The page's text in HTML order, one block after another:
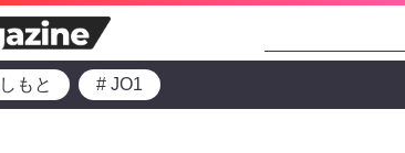
もと # JO1